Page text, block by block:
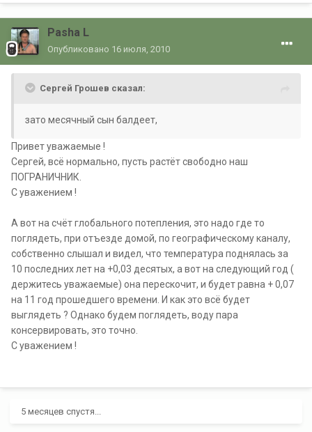
Pasha L
Опубликовано 16 июля, 2010
Сергей Грошев сказал:
зато месячный сын балдеет,
Привет уважаемые !
Сергей, всё нормально, пусть растёт свободно наш
ПОГРАНИЧНИК.
С уважением !
А вот на счётглобального потепления, это надо где то
поглядеть, при отъезде домой, по географическому каналу,
собственно слышал и видел, что температура поднялась за
10 последних лет на +0,03 десятых, а вот на следующий год (
держитесь уважаемые) она перескочит, и будет равна + 0,07
на 11 год прошедшего времени. И как это всё будет
выглядеть ? Однако будем поглядеть, воду пара
консервировать, это точно.
С уважением !
5 месяцев спустя...